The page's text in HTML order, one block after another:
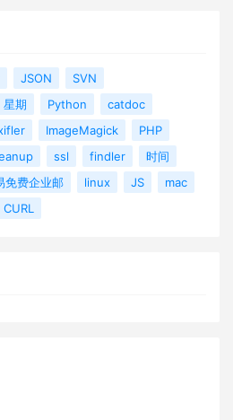
JSON
SVN
星期 Python
catdoc
ImageMagick
PHP
ssl findler
时间
免费企业邮 linux JS
mac
CURL